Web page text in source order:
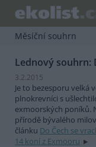
Měsíční souhrn
Lednový souhrn:
3.2.2015
Je to bezesporu velká
plnokrevníci s
exmoorských poníků.
přírodě bývalého
článku Do Čech se
14 koní z Exmooru